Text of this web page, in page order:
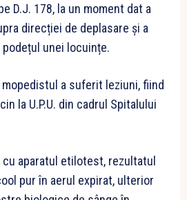
D.J. 178, la un moment dat a
direcției de deplasare și a
unei locuințe.
a suferit leziuni, fiind
la U.P.U. din cadrul Spitalului
aparatul etilotest, rezultatul
pur în aerul expirat, ulterior